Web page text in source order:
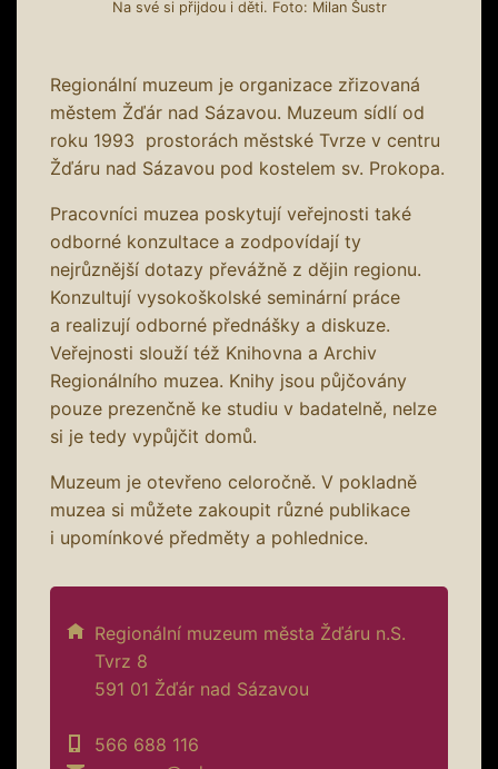
Na své si přijdou i děti. Foto: Milan Šustr
Regionální muzeum je organizace zřizovaná
městem Žďár nad Sázavou. Muzeum sídlí od
roku 1993 prostorách městské Tvrze v centru
Žďáru nad Sázavou pod kostelem sv. Prokopa.
Pracovníci muzea poskytují veřejnosti také
odborné konzultace a zodpovídají ty
nejrůznější dotazy převážně z dějin regionu.
Konzultují vysokoškolské seminární práce
a realizují odborné přednášky a diskuze.
Veřejnosti slouží též Knihovna a Archiv
Regionálního muzea. Knihy jsou půjčovány
pouze prezenčně ke studiu v badatelně, nelze
si je tedy vypůjčit domů.
Muzeum je otevřeno celoročně. V pokladně
muzea si můžete zakoupit různé publikace
i upomínkové předměty a pohlednice.
Regionální muzeum města Žďáru n.S.
Tvrz 8
591 01 Žďár nad Sázavou
566 688 116